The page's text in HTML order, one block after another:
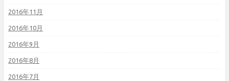
2016年11月
2016年10月
2016年9月
2016年8月
2016年7月